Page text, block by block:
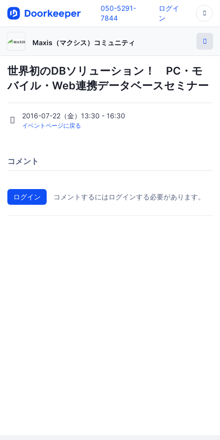
050-5291-
7844
ログイ
ン
Maxis（マクシス）コミュニティ
世界初のDBソリューション！ PC・モ
バイル・Web連携データベースセミナー
2016-07-22（金）13:30 - 16:30
イベントページに戻る
コメント
ログイン コメントするにはログインする必要があります。